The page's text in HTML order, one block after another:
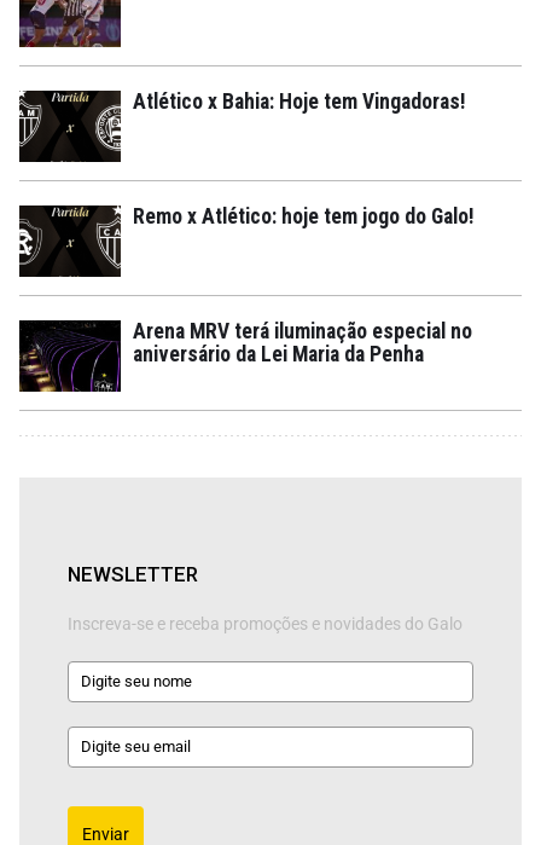
Atlético x Bahia: Hoje tem Vingadoras!
Remo x Atlético: hoje tem jogo do Galo!
Arena MRV terá iluminação especial no
aniversário da Lei Maria da Penha
NEWSLETTER
Inscreva-se e receba promoções e novidades do Galo
Enviar